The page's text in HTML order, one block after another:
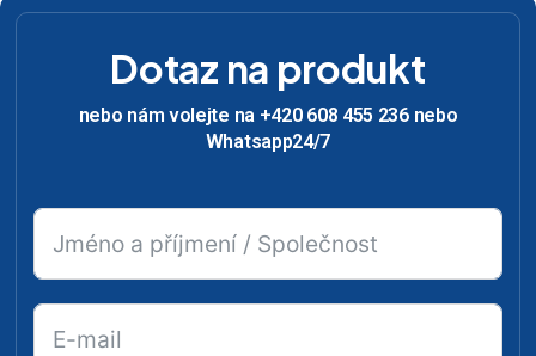
Dotaz na produkt
nebo nám volejte na +420 608 455 236 nebo
Whatsapp24/7